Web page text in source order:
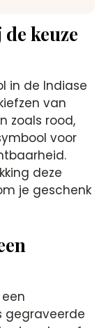
keuze
in de Indiase
van
zoals rood,
voor
deze
je geschenk
gegraveerde